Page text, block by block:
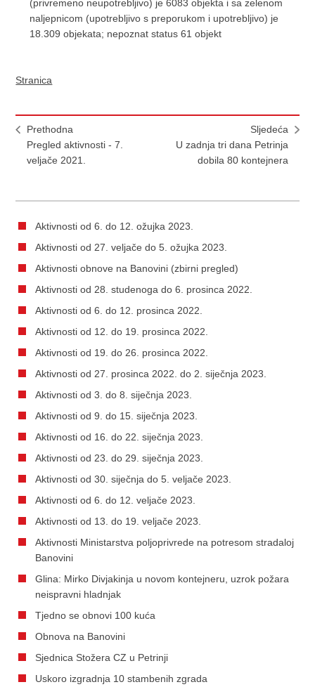
(privremeno neupotrebljivo) je 6083 objekta i sa zelenom
naljepnicom (upotrebljivo s preporukom i upotrebljivo) je
18.309 objekata; nepoznat status 61 objekt
Stranica
Prethodna
Pregled aktivnosti - 7.
veljače 2021.
Sljedeća
U zadnja tri dana Petrinja
dobila 80 kontejnera
Aktivnosti od 6. do 12. ožujka 2023.
Aktivnosti od 27. veljače do 5. ožujka 2023.
Aktivnosti obnove na Banovini (zbirni pregled)
Aktivnosti od 28. studenoga do 6. prosinca 2022.
Aktivnosti od 6. do 12. prosinca 2022.
Aktivnosti od 12. do 19. prosinca 2022.
Aktivnosti od 19. do 26. prosinca 2022.
Aktivnosti od 27. prosinca 2022. do 2. siječnja 2023.
Aktivnosti od 3. do 8. siječnja 2023.
Aktivnosti od 9. do 15. siječnja 2023.
Aktivnosti od 16. do 22. siječnja 2023.
Aktivnosti od 23. do 29. siječnja 2023.
Aktivnosti od 30. siječnja do 5. veljače 2023.
Aktivnosti od 6. do 12. veljače 2023.
Aktivnosti od 13. do 19. veljače 2023.
Aktivnosti Ministarstva poljoprivrede na potresom stradaloj
Banovini
Glina: Mirko Divjakinja u novom kontejneru, uzrok požara
neispravni hladnjak
Tjedno se obnovi 100 kuća
Obnova na Banovini
Sjednica Stožera CZ u Petrinji
Uskoro izgradnja 10 stambenih zgrada